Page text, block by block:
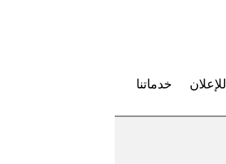
للإعلان خدماتنا